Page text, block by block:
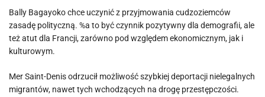
Bally Bagayoko chce uczynić z przyjmowania cudzoziemców
zasadę polityczną. %a to być czynnik pozytywny dla demografii, ale
też atut dla Francji, zarówno pod względem ekonomicznym, jak i
kulturowym.
Mer Saint-Denis odrzucił możliwość szybkiej deportacji nielegalnych
migrantów, nawet tych wchodzących na drogę przestępczości.